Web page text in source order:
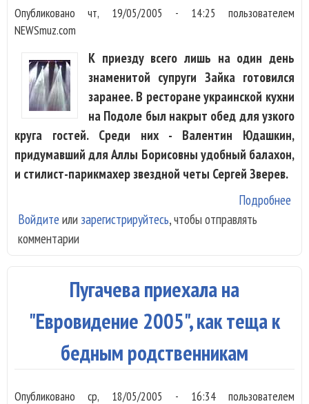
Опубликованочт, 19/05/2005 - 14:25 пользователем
NEWSmuz.com
К приезду всего лишь на один день
знаменитой супруги Зайка готовился
заранее. В ресторане украинской кухни
на Подоле был накрыт обед для узкого
круга гостей. Среди них - Валентин Юдашкин,
придумавший для Аллы Борисовны удобный балахон,
и стилист-парикмахер звездной четы Сергей Зверев.
Подробнее
Войдите или зарегистрируйтесь, чтобы отправлять
комментарии
Пугачева приехала на
"Евровидение 2005", как теща к
бедным родственникам
Опубликованоср, 18/05/2005 - 16:34пользователем